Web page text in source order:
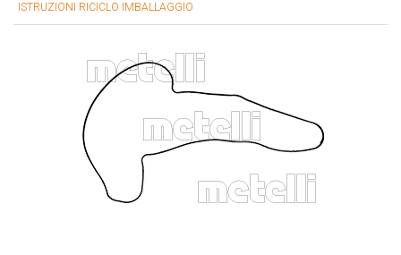
ISTRUZIONI RICICLO IMBALLAGGIO